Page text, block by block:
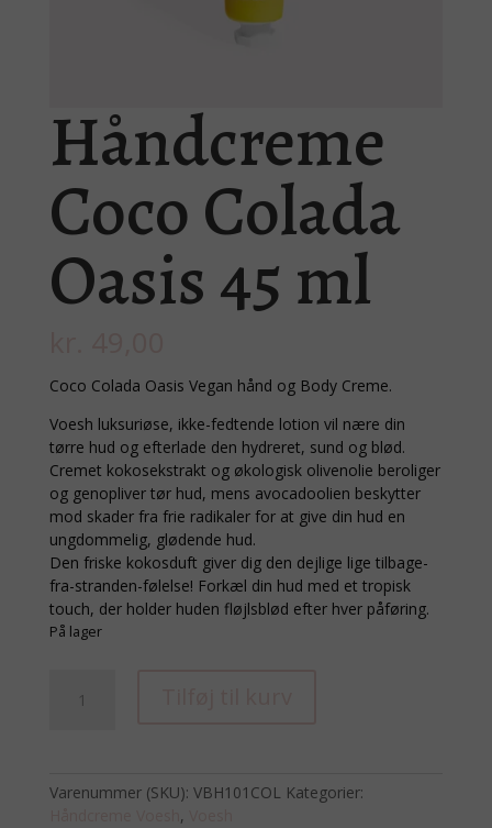
Håndcreme
Coco Colada
Oasis 45 ml
Coco Colada Oasis Vegan hånd og Body Creme.
Voesh luksuriøse, ikke-fedtende lotion vil nære din
tørre hud og efterlade den hydreret, sund og blød.
Cremet kokosekstrakt og økologisk olivenolie beroliger
og genopliver tør hud, mens avocadoolien beskytter
mod skader fra frie radikaler for at give din hud en
ungdommelig, glødende hud.
Den friske kokosduft giver dig den dejlige lige tilbage-
fra-stranden-følelse! Forkæl din hud med et tropisk
touch, der holder huden fløjlsblød efter hver påføring.
På lager
Coco
ml
Varenummer (SKU): VBH101COL Kategorier:
,